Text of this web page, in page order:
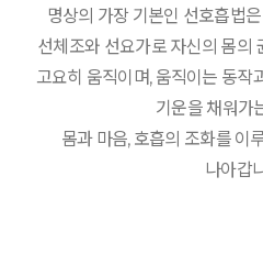
명상의 가장 기본인 선호흡법
선체조와 선요가로 자신의 몸의
고요히 움직이며, 움직이는 동작
기운을 채워가
몸과 마음, 호흡의 조화를 이
나아갑